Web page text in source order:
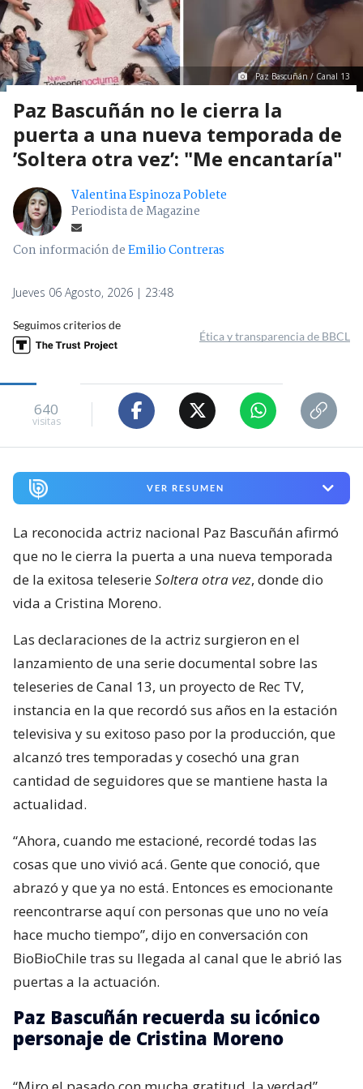
Paz Bascuñán / Canal 13
Paz Bascuñán no le cierra la
puerta a una nueva temporada de
’Soltera otra vez’: "Me encantaría"
Valentina Espinoza Poblete
Periodista de Magazine
Con información deEmilio Contreras
Jueves 06 Agosto, 2026 | 23:48
Seguimos criterios de
Ética y transparencia de BBCL
640
visitas
VER RESUMEN
La reconocida actriz nacional Paz Bascuñán afirmó
que no le cierra la puerta a una nueva temporada
de la exitosa teleserieSoltera otra vez, donde dio
vida a Cristina Moreno.
Las declaraciones de la actriz surgieron en el
lanzamiento de una serie documental sobre las
teleseries de Canal 13, un proyecto de Rec TV,
instancia en la que recordó sus años en la estación
televisiva y su exitoso paso por la producción, que
alcanzó tres temporadas y cosechó una gran
cantidad de seguidores que se mantiene hasta la
actualidad.
“Ahora, cuando me estacioné, recordé todas las
cosas que uno vivió acá. Gente que conoció, que
abrazó y que ya no está. Entonces es emocionante
reencontrarse aquí con personas que uno no veía
hace mucho tiempo”, dijo en conversación con
BioBioChile tras su llegada al canal que le abrió las
puertas a la actuación.
Paz Bascuñán recuerda su icónico
personaje de Cristina Moreno